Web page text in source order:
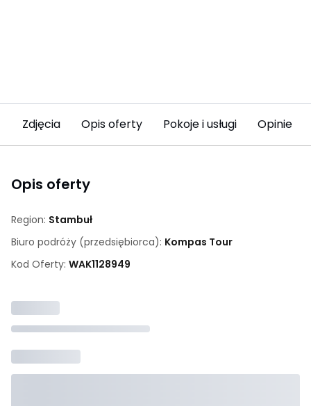
Zdjęcia Opis oferty Pokoje i usługi Opinie
Opis oferty
Region: Stambuł
Biuro podróży (przedsiębiorca): Kompas Tour
Kod Oferty: WAK1128949